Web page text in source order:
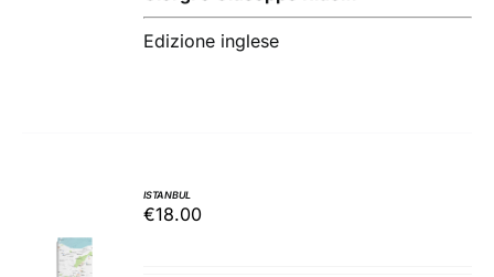
Edizione inglese
AL
CARRELLO
ISTANBUL
€18.00